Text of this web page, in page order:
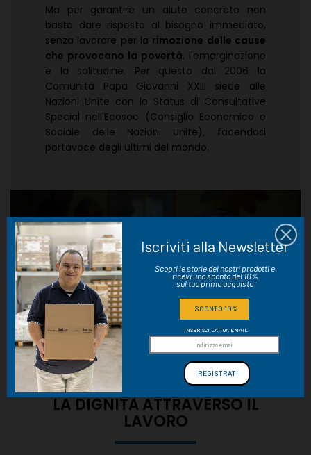
Ma per garantire un aiuto concreto non
basta dare risposta al bisogno immediato,
senza lavorare per la rimozione delle cause
che provocano la povertà, l'emarginazione
e la solitudine. Per questo dal 2006 la
Comunità Papa Giovanni XXIII siede alle
Nazioni Unite con lo Status di Consultative
Special nell'Ecosoc (Consiglio Economico e
Sociale delle Nazioni Unite), facendosi
portavoce degli ultimi del mondo.
LA DIGNITÀ ATTRAVERSO IL
LAVORO
Iscriviti alla Newsletter
Scopri le storie dei nostri prodotti e
ricevi uno sconto del 10%
sul tuo primo acquisto
SCONTO 10%
INSERISCI LA TUA EMAIL